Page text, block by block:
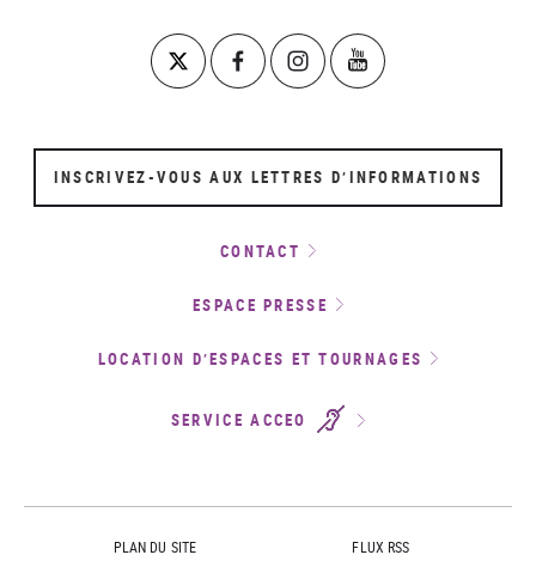
INSCRIVEZ-VOUS AUX LETTRES D’INFORMATIONS
CONTACT
ESPACE PRESSE
LOCATION D’ESPACES ET TOURNAGES
SERVICE ACCEO
PLAN DU SITE FLUX RSS